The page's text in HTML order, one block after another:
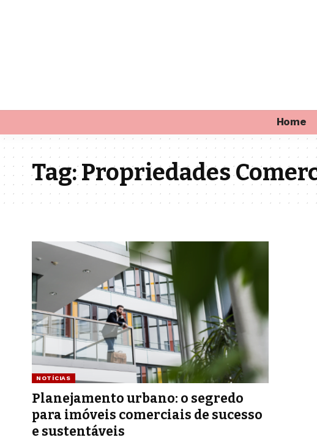
Home
Tag:Propriedades
NOTÍCIAS
Planejamento urbano: o segredo
para imóveis comerciais de sucesso
e sustentáveis